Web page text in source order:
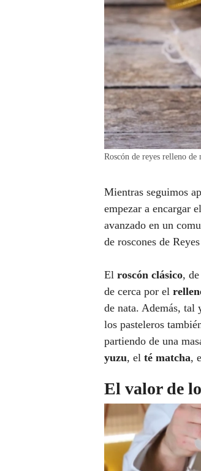
Roscón de reyes relleno de
Mientras seguimos
empezar a encargar el
avanzado en un
de roscones de
El roscón clásico,
de cerca por el
de nata. Además, tal
los pasteleros
partiendo de una
yuzu, el té matcha,
El valor de